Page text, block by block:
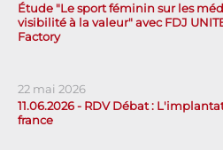
Étude "Le sport féminin sur les
visibilité à la valeur" avec FDJ
Factory
22 mai 2026
11.06.2026 - RDV Débat :
france